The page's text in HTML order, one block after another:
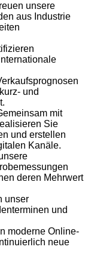
unsere
aus Industrie
und
mit
Sie
und erstellen
Kanäle.
deren Mehrwert
unser
und
moderne Online-
neue